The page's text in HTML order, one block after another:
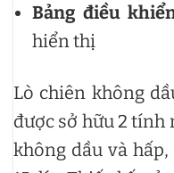
Bảng điều
hiển thị
Lò chiên không
được sở hữu 2
không dầu và